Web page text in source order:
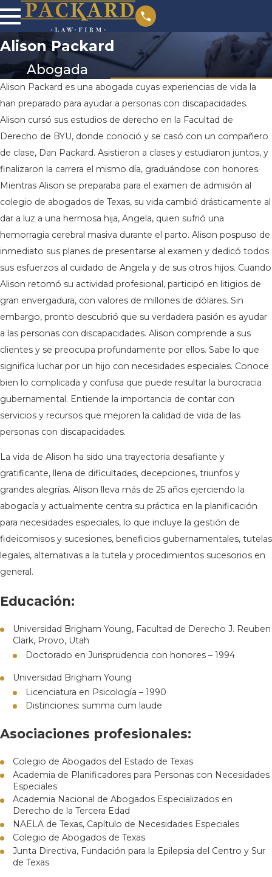
Alison Packard
Abogada
Alison Packard es una abogada cuyas experiencias de vida la
han preparado para ayudar a personas con discapacidades.
Alison cursó sus estudios de derecho en la Facultad de
Derecho de BYU, donde conoció y se casó con un compañero
de clase, Dan Packard. Asistieron a clases y estudiaron juntos, y
finalizaron la carrera el mismo día, graduándose con honores.
Mientras Alison se preparaba para el examen de admisión al
colegio de abogados de Texas, su vida cambió drásticamente al
dar a luz a una hermosa hija, Angela, quien sufrió una
hemorragia cerebral masiva durante el parto. Alison pospuso de
inmediato sus planes de presentarse al examen y dedicó todos
sus esfuerzos al cuidado de Angela y de sus otros hijos. Cuando
Alison retomó su actividad profesional, participó en litigios de
gran envergadura, con valores de millones de dólares. Sin
embargo, pronto descubrió que su verdadera pasión es ayudar
a las personas con discapacidades. Alison comprende a sus
clientes y se preocupa profundamente por ellos. Sabe lo que
significa luchar por un hijo con necesidades especiales. Conoce
bien lo complicada y confusa que puede resultar la burocracia
gubernamental. Entiende la importancia de contar con
servicios y recursos que mejoren la calidad de vida de las
personas con discapacidades.
La vida de Alison ha sido una trayectoria desafiante y
gratificante, llena de dificultades, decepciones, triunfos y
grandes alegrías. Alison lleva más de 25 años ejerciendo la
abogacía y actualmente centra su práctica en la planificación
para necesidades especiales, lo que incluye la gestión de
fideicomisos y sucesiones, beneficios gubernamentales, tutelas
legales, alternativas a la tutela y procedimientos sucesorios en
general.
Educación:
Universidad Brigham Young, Facultad de Derecho J. Reuben
Clark, Provo, Utah
Doctorado en Jurisprudencia con honores – 1994
Universidad Brigham Young
Licenciatura en Psicología – 1990
Distinciones: summa cum laude
Asociaciones profesionales:
Colegio de Abogados del Estado de Texas
Academia de Planificadores para Personas con Necesidades
Especiales
Academia Nacional de Abogados Especializados en
Derecho de la Tercera Edad
NAELA de Texas, Capítulo de Necesidades Especiales
Colegio de Abogados de Texas
Junta Directiva, Fundación para la Epilepsia del Centro y Sur
de Texas